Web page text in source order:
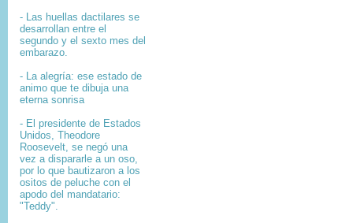
- Las huellas dactilares se
desarrollan entre el
segundo y el sexto mes del
embarazo.
- La alegría: ese estado de
animo que te dibuja una
eterna sonrisa
- El presidente de Estados
Unidos, Theodore
Roosevelt, se negó una
vez a dispararle a un oso,
por lo que bautizaron a los
ositos de peluche con el
apodo del mandatario:
"Teddy".